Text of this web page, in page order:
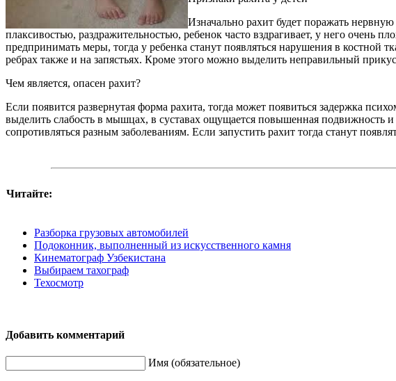
Изначально рахит будет поражать
плаксивостью, раздражительностью, ребенок часто вздрагивает, у него очень
предпринимать меры, тогда у ребенка станут появляться нарушения в костной
ребрах также и на запястьях. Кроме этого можно выделить неправильный
Чем является, опасен рахит?
Если появится развернутая форма рахита, тогда может появиться задержка
выделить слабость в мышцах, в суставах ощущается повышенная подвижность и
сопротивляться разным заболеваниям. Если запустить рахит тогда станут
Читайте:
Разборка грузовых автомобилей
Подоконник, выполненный из искусственного камня
Кинематограф Узбекистана
Выбираем тахограф
Техосмотр
Добавить комментарий
Имя (обязательное)